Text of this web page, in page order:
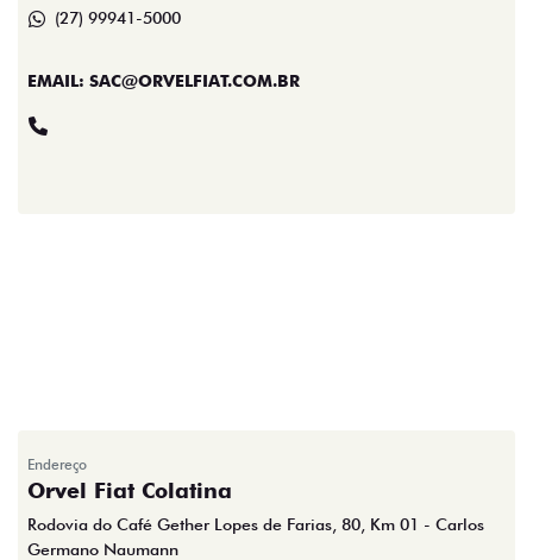
(27) 99941-5000
EMAIL: SAC@ORVELFIAT.COM.BR
Endereço
Orvel Fiat Colatina
Rodovia do Café Gether Lopes de Farias, 80, Km 01 - Carlos
Germano Naumann